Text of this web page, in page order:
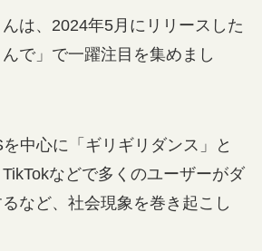
は、2024年5月にリリースした
で」で一躍注目を集めまし
中心に「ギリギリダンス」と
などで多くのユーザーがダ
など、社会現象を巻き起こし